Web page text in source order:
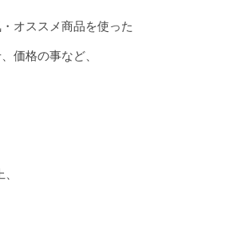
オススメ商品を使った
価格の事など、